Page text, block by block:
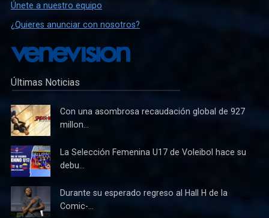
Únete a nuestro equipo
¿Quieres anunciar con nosotros?
Últimas Noticias
Con una asombrosa recaudación global de 927
millon...
La Selección Femenina U17 de Voleibol hace su
debu...
Durante su esperado regreso al Hall H de la
Comic-...